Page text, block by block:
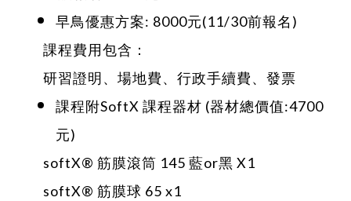
早鳥優惠方案: 8000元(11/30前報名)
課程費用包含：
研習證明、 場地費、行政手續費、發票
課程附SoftX 課程器材 (器材總價值:4700
元)
softX® 筋膜滾筒 145 藍or黑 X1
softX® 筋膜球 65 x1